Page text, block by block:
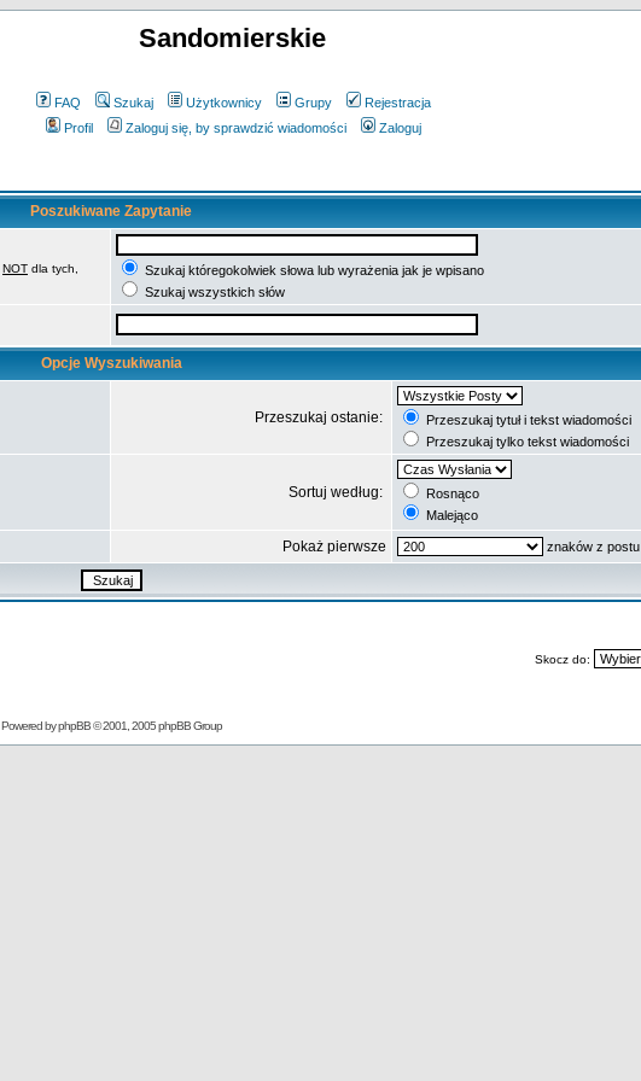
Sandomierskie
FAQ Szukaj Użytkownicy Grupy
Rejestracja
Profil
Zaloguj się, by sprawdzić wiadomości Zaloguj
Poszukiwane Zapytanie
NOT dla tych,
Szukaj któregokolwiek słowa lub wyrażenia jak je wpisano
Szukaj wszystkich słów
Opcje Wyszukiwania
Przeszukaj ostanie:
Przeszukaj tytuł i tekst wiadomości
Przeszukaj tylko tekst wiadomości
Sortuj według:
Rosnąco
Malejąco
Pokaż pierwsze znaków z postu
Skocz do:
Powered byphpBB© 2001, 2005 phpBB Group